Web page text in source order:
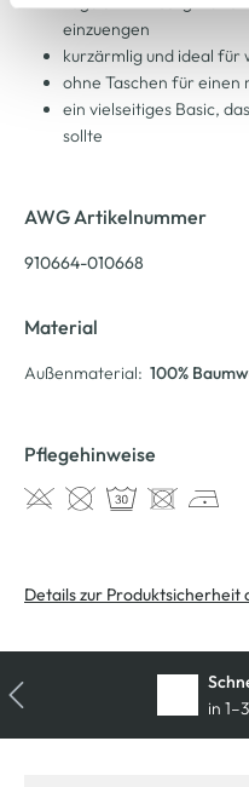
Cookie-Hinweisbzw.
einzuengen
kurzärmlig und ideal für
ohne Taschen für einen
ein vielseitiges Basic,
sollte
AWG Artikelnummer
910664-010668
Material
Außenmaterial: 100%
Pflegehinweise
Details zur Produktsicherheit
in